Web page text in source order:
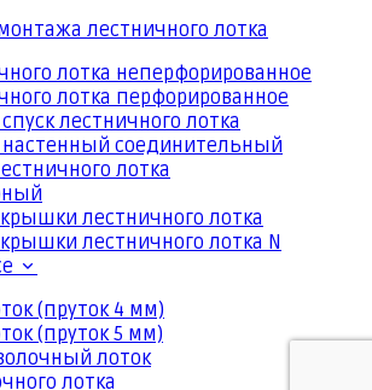
лестничного лотка
лотка неперфорированное
лотка перфорированное
лестничного лотка
соединительный
лотка
лестничного лотка
лестничного лотка N
(пруток 4 мм)
(пруток 5 мм)
лоток
лотка